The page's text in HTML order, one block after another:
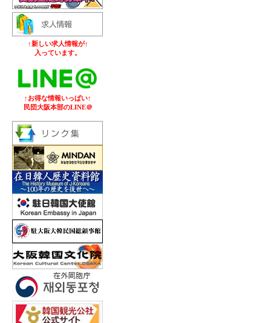
↑新しい求人情報が↑
入っています。
↑お得な情報いっぱい↑
民団大阪本部のLINE＠